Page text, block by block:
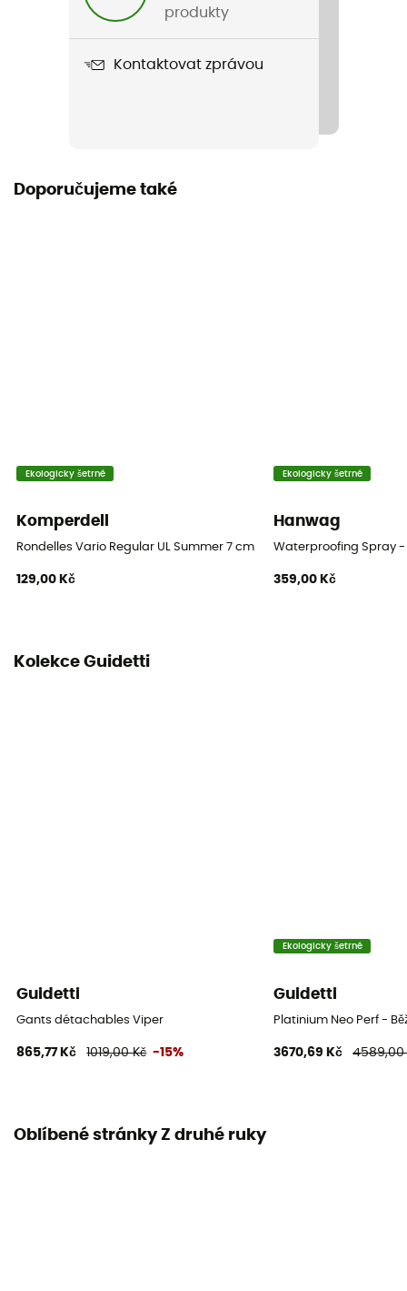
produkty
Kontaktovat zprávou
Doporučujeme také
Ekologicky šetrné
Komperdell
Rondelles Vario Regular UL Summer 7 cm Blister
129,00 Kč
Ekologicky šetrné
Hanwag
Waterproofing Spray -
359,00 Kč
Kolekce Guidetti
Guidetti
Gants détachables Viper
865,77 Kč 1019,00 Kč -15%
Ekologicky šetrné
Guidetti
Platinium Neo Perf -
3670,69 Kč 4589,00
Oblíbené stránky Z druhé ruky